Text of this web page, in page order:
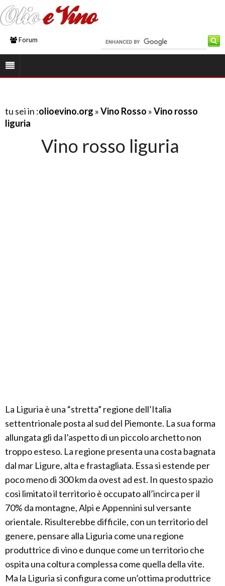
Forum
tu sei in :olioevino.org »Vino Rosso »Vino rosso
liguria
Vino rosso liguria
La Liguria è una “stretta” regione dell’Italia
settentrionale posta al sud del Piemonte. La sua forma
allungata gli da l’aspetto di un piccolo archetto non
troppo esteso. La regione presenta una costa bagnata
dal mar Ligure, alta e frastagliata. Essa si estende per
poco meno di 300 km da ovest ad est. In questo spazio
così limitato il territorio è occupato all’incirca per il
70% da montagne, Alpi e Appennini sul versante
orientale. Risulterebbe difficile, con un territorio del
genere, pensare alla Liguria come una regione
produttrice di vino e dunque come un territorio che
ospita una coltura complessa come quella della vite.
Ma la Liguria si configura come un’ottima produttrice